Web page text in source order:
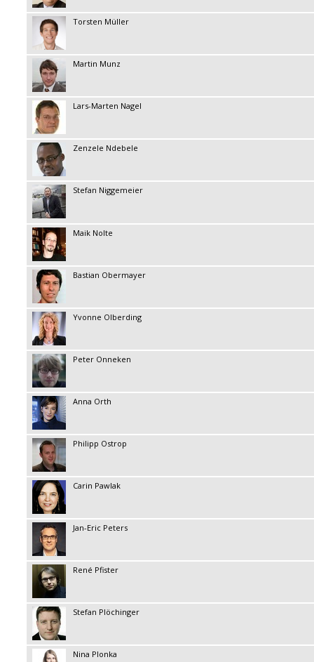
Torsten Müller
Martin Munz
Lars-Marten Nagel
Zenzele Ndebele
Stefan Niggemeier
Maik Nolte
Bastian Obermayer
Yvonne Olberding
Peter Onneken
Anna Orth
Philipp Ostrop
Carin Pawlak
Jan-Eric Peters
René Pfister
Stefan Plöchinger
Nina Plonka